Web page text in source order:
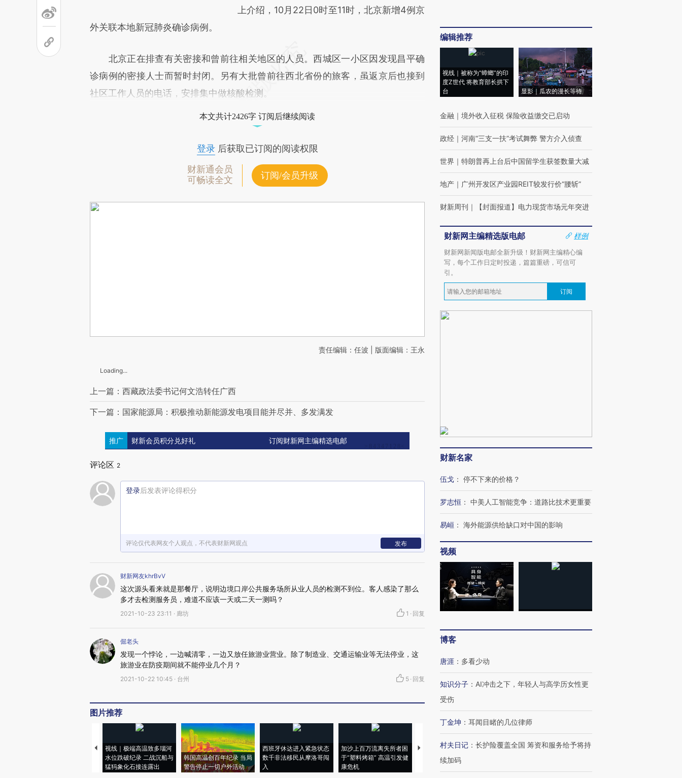
上介绍，10月22日0时至11时，北京新增4例京
外关联本地新冠肺炎确诊病例。
北京正在排查有关密接和曾前往相关地区的人员。西城区一小区因发现昌平确
诊病例的密接人士而暂时封闭。另有大批曾前往西北省份的旅客，虽返京后也接到
社区工作人员的电话，安排集中做核酸检测。
本文共计2426字 订阅后继续阅读
登录后获取已订阅的阅读权限
财新通会员
可畅读全文
订阅/会员升级
责任编辑：任波 | 版面编辑：王永
Loading...
上一篇：西藏政法委书记何文浩转任广西
下一篇：国家能源局：积极推动新能源发电项目能并尽并、多发满发
推广 财新会员积分兑好礼 订阅财新网主编精选电邮
评论区 2
登录后发表评论得积分
评论仅代表网友个人观点，不代表财新网观点 发布
财新网友khrBvV
这次源头看来就是那餐厅，说明边境口岸公共服务场所从业人员的检测不到位。客人感染了那么
多才去检测服务员，难道不应该一天或二天一测吗？
2021-10-23 23:11 · 廊坊 1 · 回复
倔老头
发现一个悖论，一边喊清零，一边又放任旅游业营业。除了制造业、交通运输业等无法停业，这
旅游业在防疫期间就不能停业几个月？
2021-10-22 10:45 · 台州 5 · 回复
图片推荐
视线｜极端高温致多瑙河
水位跌破纪录 二战沉船与
猛犸象化石接连露出
韩国高温创百年纪录 当局
警告停止一切户外活动
西班牙休达进入紧急状态
数千非法移民从摩洛哥闯
入
加沙上百万流离失所者困
于“塑料烤箱” 高温引发健
康危机
马航飞行员跨国走私7万
粒摇头丸 尿检体内含3种
编辑推荐
视线｜被称为“蟑螂”的印
度Z世代 将教育部长拱下
台
显影｜瓜农的漫长等待
金融 ｜ 境外收入征税 保险收益缴交已启动
政经 ｜ 河南“三支一扶”考试舞弊 警方介入侦查
世界 ｜ 特朗普再上台后中国留学生获签数量大减
地产 ｜ 广州开发区产业园REIT较发行价“腰斩”
财新周刊 ｜ 【封面报道】电力现货市场元年突进
财新网主编精选版电邮
样例
财新网新闻版电邮全新升级！财新网主编精心编
写，每个工作日定时投递，篇篇重磅，可信可
引。
订阅
财新名家
伍戈 ： 停不下来的价格？
罗志恒 ： 中美人工智能竞争：道路比技术更重要
易峘 ： 海外能源供给缺口对中国的影响
视频
博客
唐涯 ： 多看少动
知识分子 ： AI冲击之下，年轻人与高学历女性更
受伤
丁金坤 ： 耳闻目睹的几位律师
村夫日记 ： 长护险覆盖全国 筹资和服务给予将持
续加码